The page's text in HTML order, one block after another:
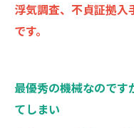
浮気調査、不貞証拠
です。
最優秀の機械なのです
てしまい